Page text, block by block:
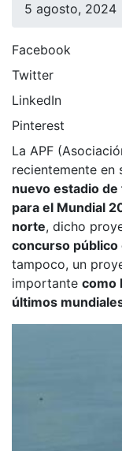
5 agosto, 2024
Facebook
Twitter
LinkedIn
Pinterest
La APF
recientemente en
nuevo estadio
para el Mundial
norte, dicho
concurso
tampoco, un
importante como
últimos